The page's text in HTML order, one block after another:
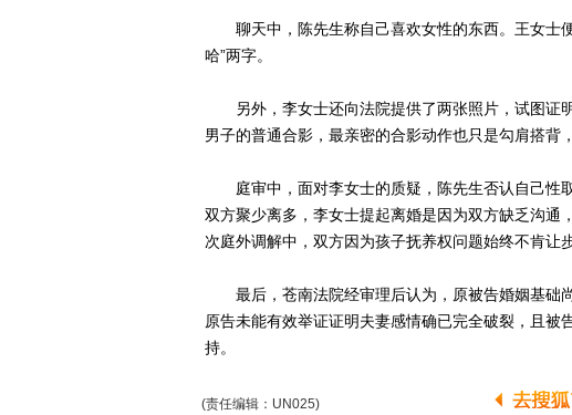
聊天中，陈先生称自己喜欢女性的东西。王女士便
哈”两字。
另外，李女士还向法院提供了两张照片，试图证
男子的普通合影，最亲密的合影动作也只是勾肩搭背
庭审中，面对李女士的质疑，陈先生否认自己性
双方聚少离多，李女士提起离婚是因为双方缺乏沟
次庭外调解中，双方因为孩子抚养权问题始终不肯让
最后，苍南法院经审理后认为，原被告婚姻基础
原告未能有效举证证明夫妻感情确已完全破裂，且
持。
(责任编辑：UN025)